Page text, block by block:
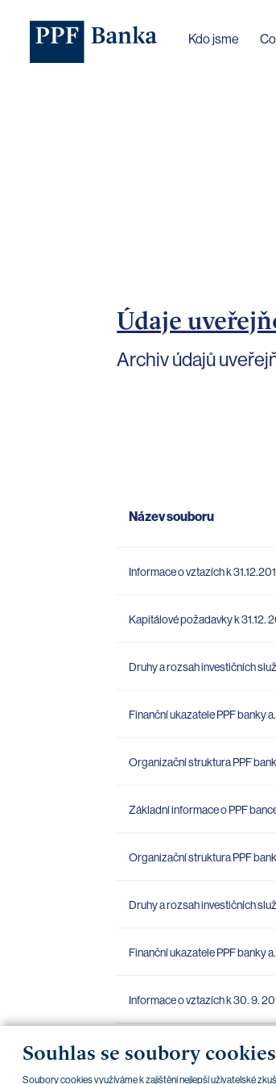
Souhlas se soubory cookies
Soubory cookies využíváme k zajištění nejlepší uživatelské
Kdo jsme
Údaje
Archiv údajů
Název souboru
Informace o vztazích k
Kapitálové požadavky k 31.12.
Druhy a rozsah investičních
Finanční ukazatele PPF banky
Organizační struktura PPF
Základní informace o PPF
Organizační struktura PPF
Druhy a rozsah investičních
Finanční ukazatele PPF banky
Informace o vztazích k 30. 9.